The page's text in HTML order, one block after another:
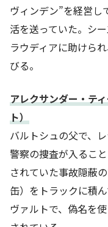
ヴィンデン”を経営
活を送っていた。シ
ラウディアに助けら
びる。
アレクサンダー・テ
ト）
バルトシュの父で、
警察の捜査が入るこ
されていた事故隠蔽
缶）をトラックに積
ヴァルトで、偽名を